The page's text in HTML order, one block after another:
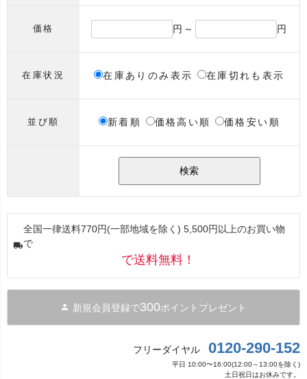
価格 円～ 円
在庫状況 在庫ありのみ表示 在庫切れも表示
並び順 新着順 価格高い順 価格安い順
検索
全国一律送料770円(一部地域を除く) 5,500円以上のお買い物
で
で送料無料！
新規会員登録で300ポイントプレゼント
フリーダイヤル 0120-290-152
平日 10:00〜16:00(12:00～13:00を除く)
土日祝日はお休みです。